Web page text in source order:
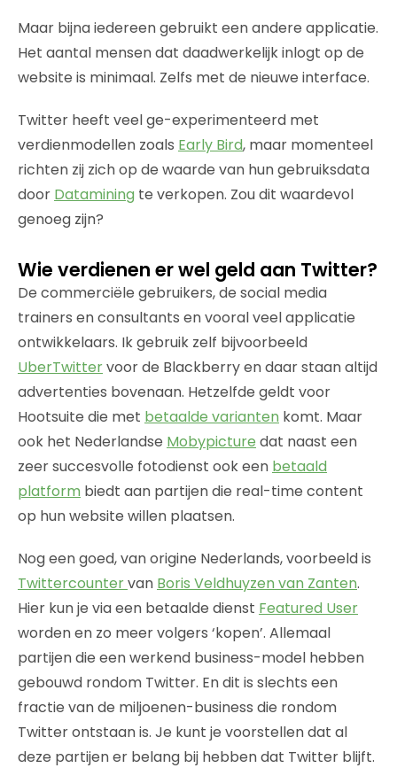
Maar bijna iedereen gebruikt een andere applicatie.
Het aantal mensen dat daadwerkelijk inlogt op de
website is minimaal. Zelfs met de nieuwe interface.
Twitter heeft veel ge-experimenteerd met
verdienmodellen zoals Early Bird, maar momenteel
richten zij zich op de waarde van hun gebruiksdata
door Datamining te verkopen. Zou dit waardevol
genoeg zijn?
Wie verdienen er wel geld aan Twitter?
De commerciële gebruikers, de social media
trainers en consultants en vooral veel applicatie
ontwikkelaars. Ik gebruik zelf bijvoorbeeld
UberTwittervoor de Blackberry en daar staan altijd
advertenties bovenaan. Hetzelfde geldt voor
Hootsuite die met betaalde varianten komt. Maar
ook het Nederlandse Mobypicture dat naast een
zeer succesvolle fotodienst ook een betaald
platform biedt aan partijen die real-time content
op hun website willen plaatsen.
Nog een goed, van origine Nederlands, voorbeeld is
Twittercountervan Boris Veldhuyzen van Zanten.
Hier kun je via een betaalde dienst Featured User
worden en zo meer volgers ‘kopen’. Allemaal
partijen die een werkend business-model hebben
gebouwd rondom Twitter. En dit is slechts een
fractie van de miljoenen-business die rondom
Twitter ontstaan is. Je kunt je voorstellen dat al
deze partijen er belang bij hebben dat Twitter blijft.